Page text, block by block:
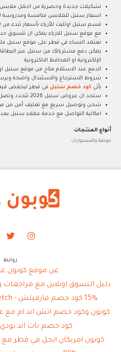
تشكيلات جديدة وحصرية من اجمل ملابس
اسعار سنبل للملابس منافسة ومدروسة
قسم سنبل اوتليت للأزياء بأسعار تبدء من 29 ريال قطري.
مع موقع سنبل للازياء يمكن ان تتسوق
تعتمد النساء في قطر على موقع سنبل
يمكن دفع مشترياتك من سنبل عبر البطاقات
الإلكترونية او المحافظ الالكترونية.
الدفع عند الاستلام متاح من موقع سنبل
شروط الاسترجاع والاستبدال واضحة
يأتيكود خصم سنبل في قطر ليخفض
ستجد ان عروض سنبل 2026 تتجدد وتصل نسب هائلة حتى 80%.
شحن وتوصيل سريع مع تغليف آمن من
امكانية التواصل مع خدمة عملاء سنبل
أنواع المنتجات
موضة واكسسوارات
روابط
عن موقع كوبون
دليل التسوق اونلاين مع مراجعات
15% كود خصم فارفيتش - farfetch كود خصم في قطر
كوبون وكود خصم اتش اند ام مع
كود خصم باث اند
كوبون امريكان ايجل في قطر مع